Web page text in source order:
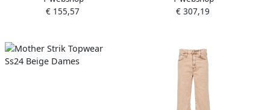
€ 155,57
Dames
€ 307,19